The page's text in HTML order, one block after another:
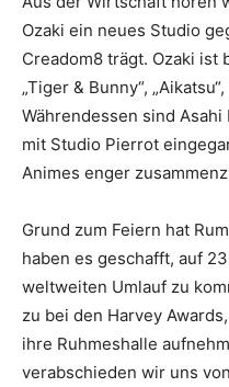
Ozaki ein neues Studio
Creadom8 trägt. Ozaki ist
„Tiger & Bunny“,
Währendessen sind
mit Studio Pierrot
Animes enger
Grund zum Feiern hat
haben es geschafft, auf
weltweiten Umlauf zu
zu bei den Harvey
ihre Ruhmeshalle
verabschieden wir uns